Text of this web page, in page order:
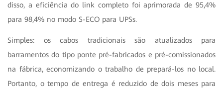
disso, a eficiência do link completo foi aprimorada de 95,4%
para 98,4% no modo S-ECO para UPSs.
Simples: os cabos tradicionais são atualizados para
barramentos do tipo ponte pré-fabricados e pré-comissionados
na fábrica, economizando o trabalho de prepará-los no local.
Portanto, o tempo de entrega é reduzido de dois meses para